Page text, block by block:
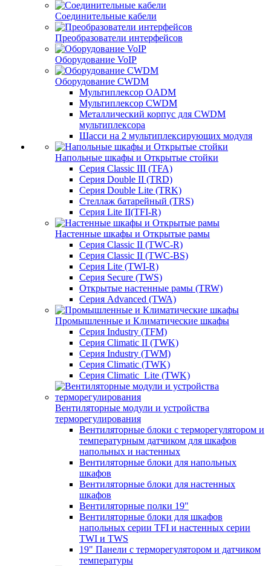
Соединительные кабели
Преобразователи интерфейсов
Оборудование VoIP
Оборудование CWDM
Мультиплекcор OADM
Мультиплексор CWDM
Металлический корпус для CWDM
мультиплексора
Шасси на 2 мультиплексирующих модуля
Напольные шкафы и Открытые стойки
Серия Classic III (TFA)
Серия Double II (TRD)
Серия Double Lite (TRK)
Стеллаж батарейный (TRS)
Серия Lite II(TFI-R)
Настенные шкафы и Открытые рамы
Серия Classic II (TWC-R)
Серия Classic II (TWC-BS)
Серия Lite (TWI-R)
Серия Secure (TWS)
Открытые настенные рамы (TRW)
Серия Advanced (TWA)
Промышленные и Климатические шкафы
Серия Industry (TFM)
Серия Climatic II (TWK)
Серия Industry (TWM)
Серия Climatic (TWK)
Серия Climatic_Lite (TWK)
Вентиляторные модули и устройства
терморегулирования
Вентиляторные блоки с терморегулятором и
температурным датчиком для шкафов
напольных и настенных
Вентиляторные блоки для напольных
шкафов
Вентиляторные блоки для настенных
шкафов
Вентиляторные полки 19"
Вентиляторные блоки для шкафов
напольных серии TFI и настенных серии
TWI и TWS
19" Панели с терморегулятором и датчиком
температуры